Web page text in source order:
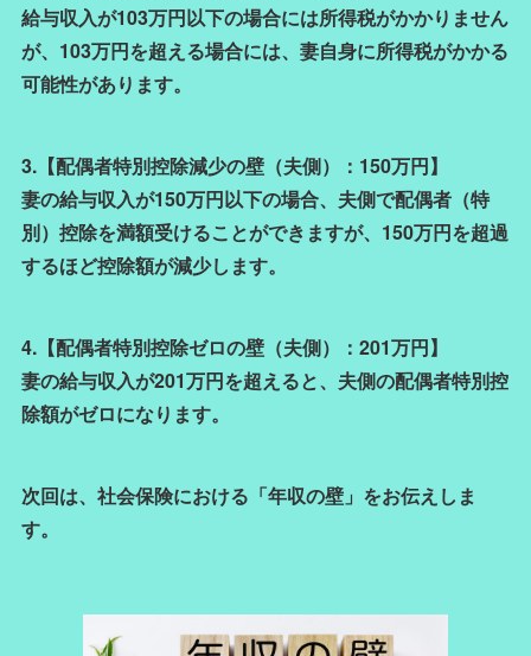
給与収入が103万円以下の場合には所得税がかかりません
が、103万円を超える場合には、妻自身に所得税がかかる
可能性があります。
3.【配偶者特別控除減少の壁（夫側）：150万円】
妻の給与収入が150万円以下の場合、夫側で配偶者（特
別）控除を満額受けることができますが、150万円を超過
するほど控除額が減少します。
4.【配偶者特別控除ゼロの壁（夫側）：201万円】
妻の給与収入が201万円を超えると、夫側の配偶者特別控
除額がゼロになります。
次回は、社会保険における「年収の壁」をお伝えしま
す。